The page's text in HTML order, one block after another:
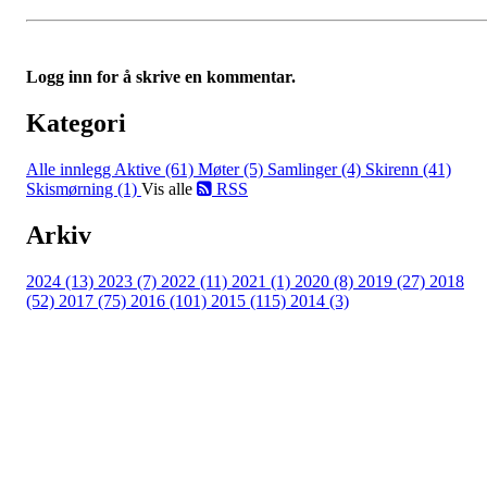
Logg inn for å skrive en kommentar.
Kategori
Alle innlegg Aktive (61) Møter (5) Samlinger (4) Skirenn (41)
Skismørning (1) Vis alle RSS
Arkiv
2024 (13) 2023 (7) 2022 (11) 2021 (1) 2020 (8) 2019 (27) 2018
(52) 2017 (75) 2016 (101) 2015 (115) 2014 (3)